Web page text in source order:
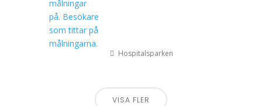
Hospitalsparken
VISA FLER